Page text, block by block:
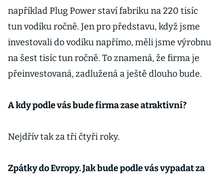
například Plug Power staví fabriku na 220 tisíc
tun vodíku ročně. Jen pro představu, když jsme
investovali do vodíku napřímo, měli jsme výrobnu
na šest tisíc tun ročně. To znamená, že firma je
přeinvestovaná, zadlužená a ještě dlouho bude.
A kdy podle vás bude firma zase atraktivní?
Nejdřív tak za tři čtyři roky.
Zpátky do Evropy. Jak bude podle vás vypadat za